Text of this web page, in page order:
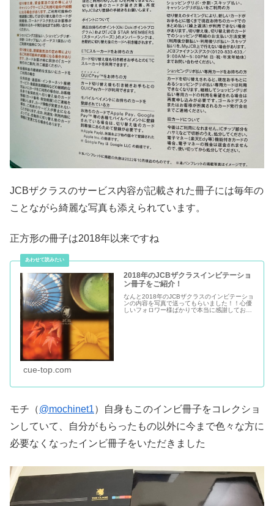
JCBザクラスのサービス内容が記載された冊子には毎年の
ことながら綺麗な写真も添えられています。
正方形の冊子は2018年以来ですね
2018年のJCBザクラスインビテーショ
ン冊子をご紹介！
なんと2018年のJCBザクラスのインビテーショ
ンの内容を写真で送ってもらいました！！心優
しいフォロワー様ばかりで本当に感謝しており
cue-top.com
モチ（@mochinet1）自身もこのインビ冊子をコレクショ
ンしていて、自分がもらったもの以外に今まで色々な方に
必要なくなったインビ冊子をいただきました